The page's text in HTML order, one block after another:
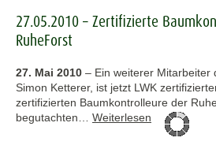
27.05.2010 – Zertifizierte
RuheForst
27. Mai 2010 – Ein weiterer Mitarbeiter
Simon Ketterer, ist jetzt LWK
zertifizierten Baumkontrolleure der
begutachten… Weiterlesen